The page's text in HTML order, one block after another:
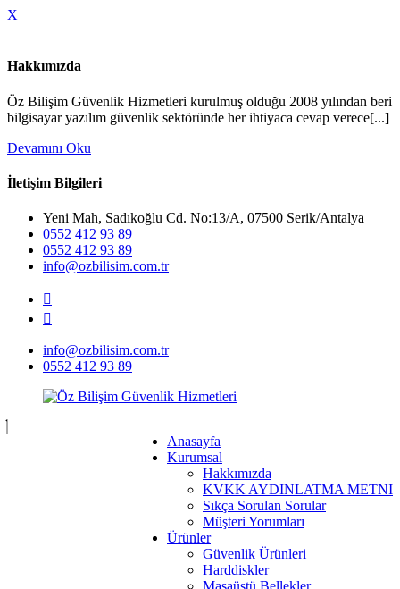
X
Hakkımızda
Öz Bilişim Güvenlik Hizmetleri kurulmuş olduğu 2008 yılından beri
bilgisayar yazılım güvenlik sektöründe her ihtiyaca cevap verece[...]
Devamını Oku
İletişim Bilgileri
Yeni Mah, Sadıkoğlu Cd. No:13/A, 07500 Serik/Antalya
0552 412 93 89
0552 412 93 89
info@ozbilisim.com.tr
info@ozbilisim.com.tr
0552 412 93 89
Anasayfa
Kurumsal
Hakkımızda
KVKK AYDINLATMA METNI
Sıkça Sorulan Sorular
Müşteri Yorumları
Ürünler
Güvenlik Ürünleri
Harddiskler
Masaüstü Bellekler